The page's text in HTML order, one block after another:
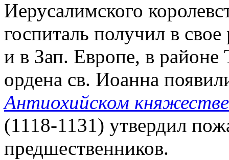
Иерусалимского
госпиталь получил в
и в Зап. Европе, в районе
ордена св. Иоанна
Антиохийском княжестве
(1118-1131) утвердил
предшественников.